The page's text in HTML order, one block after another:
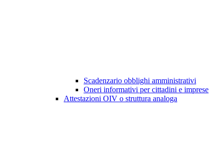
Scadenzario obblighi amministrativi
Oneri informativi per cittadini e imprese
Attestazioni OIV o struttura analoga